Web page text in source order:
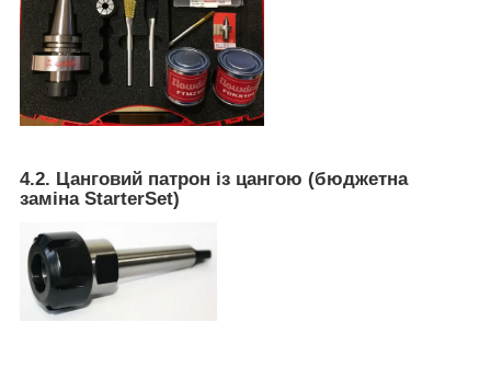
4.2. Цанговий патрон із цангою (бюджетна
заміна StarterSet)